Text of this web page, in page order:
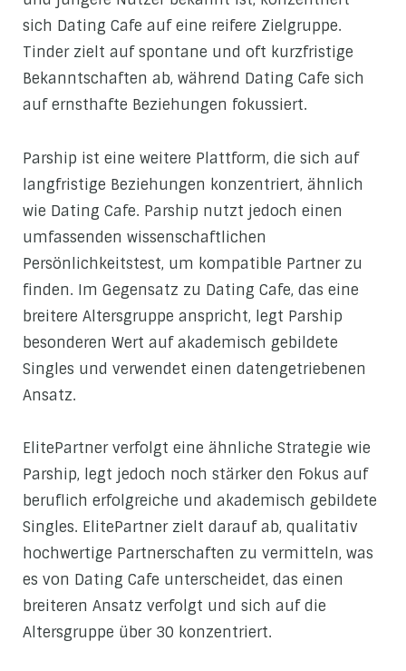
sich Dating Cafe auf eine reifere Zielgruppe.
Tinder zielt auf spontane und oft kurzfristige
Bekanntschaften ab, während Dating Cafe sich
auf ernsthafte Beziehungen fokussiert.
Parship ist eine weitere Plattform, die sich auf
langfristige Beziehungen konzentriert, ähnlich
wie Dating Cafe. Parship nutzt jedoch einen
umfassenden wissenschaftlichen
Persönlichkeitstest, um kompatible Partner zu
finden. Im Gegensatz zu Dating Cafe, das eine
breitere Altersgruppe anspricht, legt Parship
besonderen Wert auf akademisch gebildete
Singles und verwendet einen datengetriebenen
Ansatz.
ElitePartner verfolgt eine ähnliche Strategie wie
Parship, legt jedoch noch stärker den Fokus auf
beruflich erfolgreiche und akademisch gebildete
Singles. ElitePartner zielt darauf ab, qualitativ
hochwertige Partnerschaften zu vermitteln, was
es von Dating Cafe unterscheidet, das einen
breiteren Ansatz verfolgt und sich auf die
Altersgruppe über 30 konzentriert.